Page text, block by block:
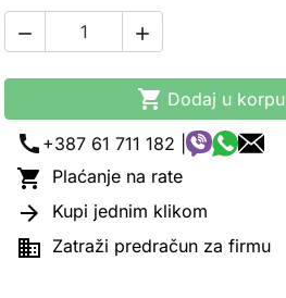
 
 Dodaj u korpu
call +387 61 711 182 |
 Plaćanje na rate
 Kupi jednim klikom
 Zatraži predračun za firmu